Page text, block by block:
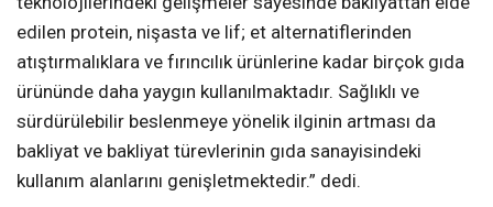
edilen protein, nişasta ve lif; et alternatiflerinden
atıştırmalıklara ve fırıncılık ürünlerine kadar birçok gıda
ürününde daha yaygın kullanılmaktadır. Sağlıklı ve
sürdürülebilir beslenmeye yönelik ilginin artması da
bakliyat ve bakliyat türevlerinin gıda sanayisindeki
kullanım alanlarını genişletmektedir.” dedi.